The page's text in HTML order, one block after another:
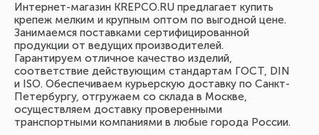
Интернет-магазин KREPCO.RU предлагает купить
крепеж мелким и крупным оптом по выгодной цене.
Занимаемся поставками сертифицированной
продукции от ведущих производителей.
Гарантируем отличное качество изделий,
соответствие действующим стандартам ГОСТ, DIN
и ISO. Обеспечиваем курьерскую доставку по Санкт-
Петербургу, отгружаем со склада в Москве,
осуществляем доставку проверенными
транспортными компаниями в любые города России.